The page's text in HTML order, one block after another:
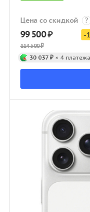
Цена со скидкой ?
99 500₽
114 500₽
-
30 037 ₽ × 4